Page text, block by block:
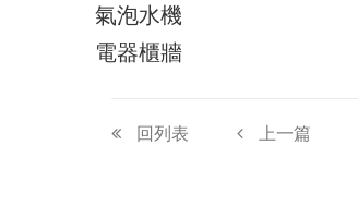
氣泡水機
電器櫃牆
回列表 上一篇